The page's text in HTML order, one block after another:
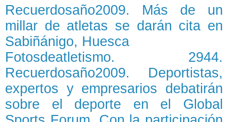
Recuerdosaño2009. Más de un
millar de atletas se darán cita en
Sabiñánigo, Huesca
Fotosdeatletismo. 2944.
Recuerdosaño2009. Deportistas,
expertos y empresarios debatirán
sobre el deporte en el Global